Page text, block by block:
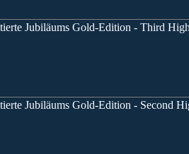
Jubiläums Gold-Edition - Third
Jubiläums Gold-Edition - Second